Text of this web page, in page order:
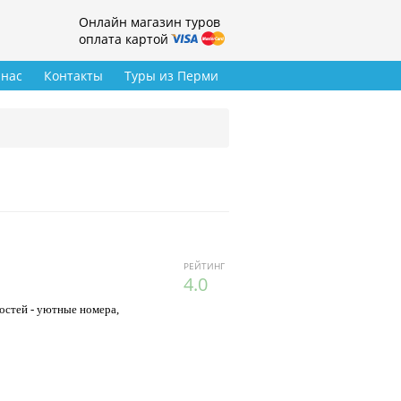
Онлайн магазин туров
оплата картой
Туры из Перми
Контакты
РЕЙТИНГ
4.0
- уютные номера,